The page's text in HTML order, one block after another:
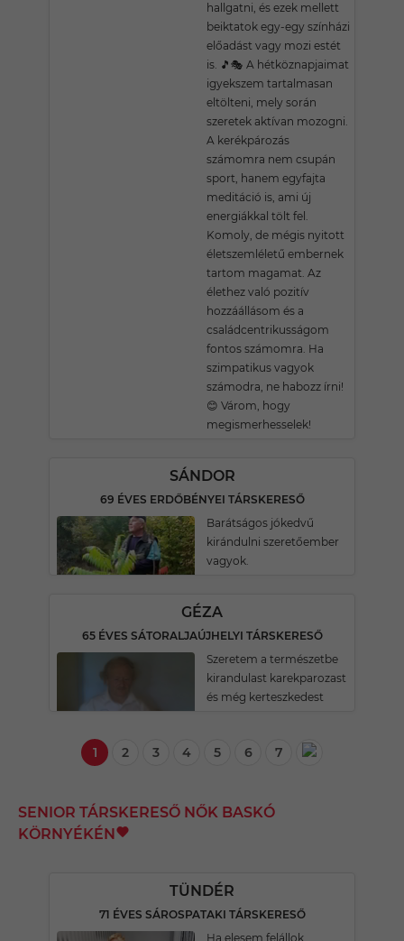
hallgatni, és ezek mellett
beiktatok egy-egy színházi
előadást vagy mozi estét
is. 🎵🎭 A hétköznapjaimat
igyekszem tartalmasan
eltölteni, mely során
szeretek aktívan mozogni.
A kerékpározás
számomra nem csupán
sport, hanem egyfajta
meditáció is, ami új
energiákkal tölt fel.
Komoly, de mégis nyitott
életszemléletű embernek
tartom magamat. Az
élethez való pozitív
hozzáállásom és a
családcentrikusságom
fontos számomra. Ha
szimpatikus vagyok
számodra, ne habozz írni!
😊 Várom, hogy
megismerhesselek!
SÁNDOR
69 ÉVES ERDŐBÉNYEI TÁRSKERESŐ
Barátságos jókedvű
kirándulni szeretőember
vagyok.
GÉZA
65 ÉVES SÁTORALJAÚJHELYI TÁRSKERESŐ
Szeretem a természetbe
kirandulast karekparozast
és még kerteszkedest
1 2 3 4 5 6 7
SENIOR TÁRSKERESŐ NŐK BASKÓ
KÖRNYÉKÉN
TÜNDÉR
71 ÉVES SÁROSPATAKI TÁRSKERESŐ
Ha elesem felállok.